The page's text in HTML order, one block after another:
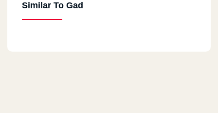
Similar To Gad